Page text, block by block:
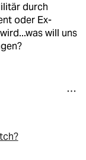
durch
oder Ex-
will uns